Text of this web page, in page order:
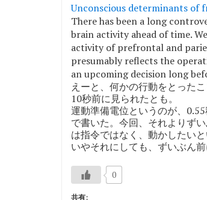
Unconscious determinants of
There has been a long
brain activity ahead of time.
activity of prefrontal and
presumably reflects the
an upcoming decision long
えーと、何かの行動をとった
10秒前に見られたとも。
運動準備電位というのが、
で書いた。今回、それよりず
は指令ではなく、動かしたい
いやそれにしても、ずいぶん前
0
共有: